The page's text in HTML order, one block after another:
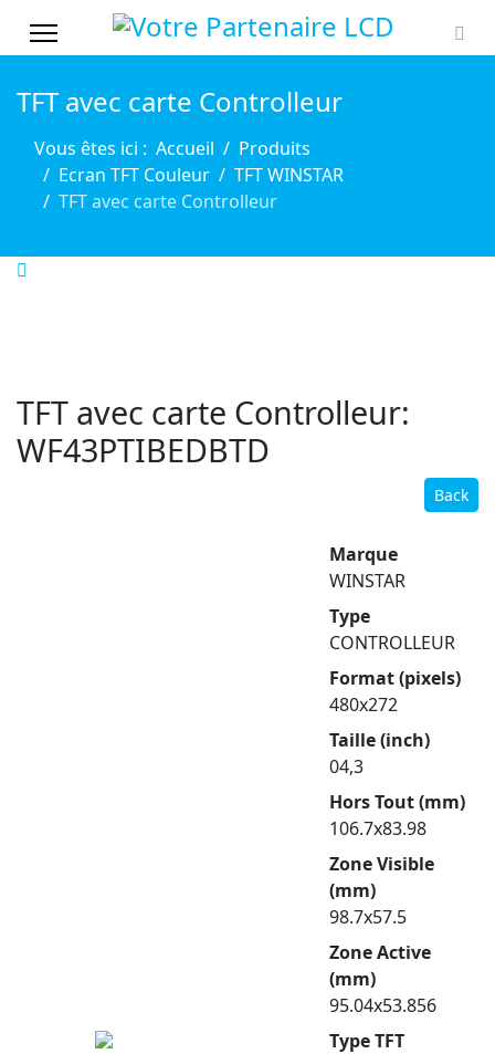
TFT avec carte Controlleur
Vous êtes ici : Accueil
Produits
Ecran TFT Couleur
TFT WINSTAR
TFT avec carte Controlleur
TFT avec carte Controlleur:
WF43PTIBEDBTD
Back
Marque
WINSTAR
Type
CONTROLLEUR
Format (pixels)
480x272
Taille (inch)
04,3
Hors Tout (mm)
106.7x83.98
Zone Visible
(mm)
98.7x57.5
Zone Active
(mm)
95.04x53.856
Type TFT